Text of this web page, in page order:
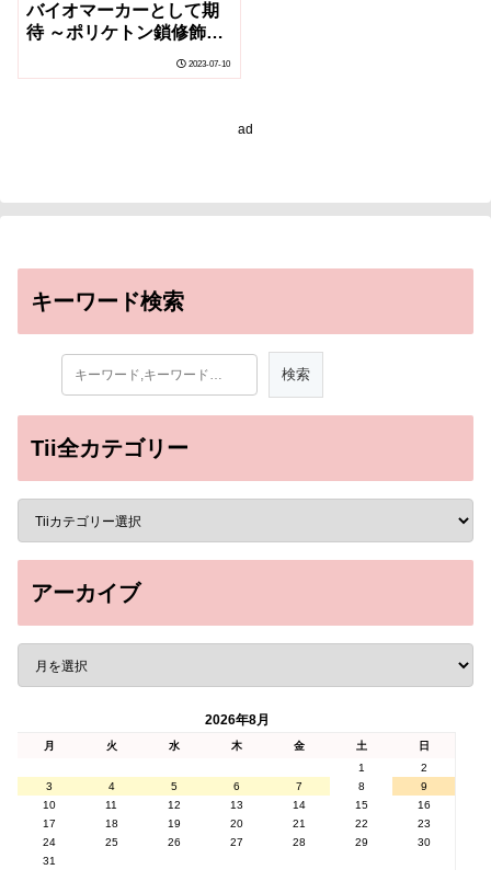
バイオマーカーとして期
待 ～ポリケトン鎖修飾ナ
エクソソーム捕捉法を開
2023-07-10
ad
キーワード検索
Tii全カテゴリー
アーカイブ
2026年8月
月 火 水 木 金 土
日
1
2
3
4 5 6 7 8
9
10
11 12 13 14 15
16
17
18 19 20 21 22
23
24
25 26 27 28 29
30
31